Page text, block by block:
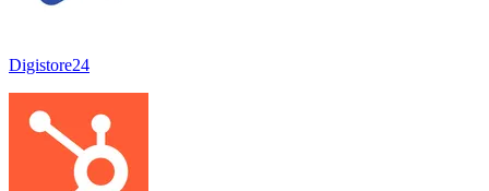
Digistore24